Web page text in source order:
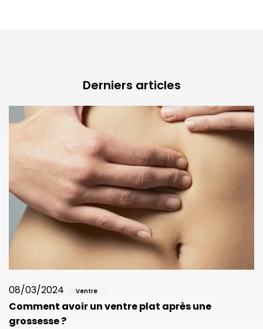
Derniers articles
08/03/2024 Ventre
Comment avoir un ventre plat après une
grossesse ?